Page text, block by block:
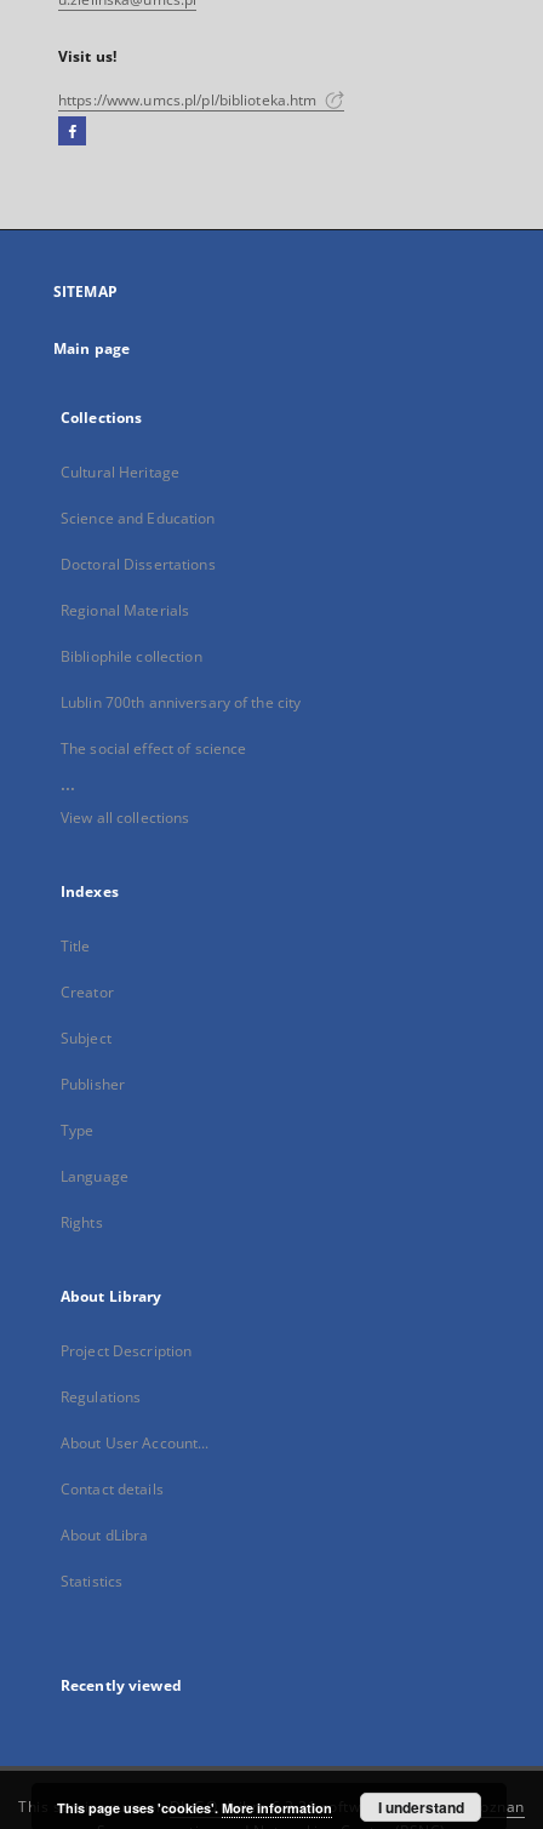
Visit us!
https://www.umcs.pl/pl/biblioteka.htm
Facebook
open
new
SITEMAP
Main page
Collections
Cultural Heritage
Science and Education
Doctoral Dissertations
Regional Materials
Bibliophile collection
Lublin 700th anniversary of the city
The social effect of science
...
View all collections
Indexes
Title
Creator
Subject
Publisher
Type
Language
Rights
About Library
Project Description
Regulations
About User Account...
Contact details
About dLibra
Statistics
Recently viewed
This service runs onDInGO dLibra 6.3.21software created by
Poznan
This page uses 'cookies'. More information I understand